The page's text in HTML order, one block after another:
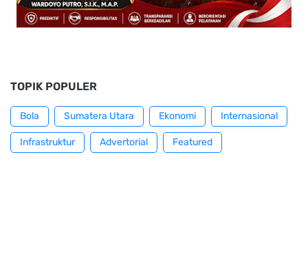
TOPIK POPULER
Bola Sumatera Utara Ekonomi Internasional
Infrastruktur Advertorial Featured